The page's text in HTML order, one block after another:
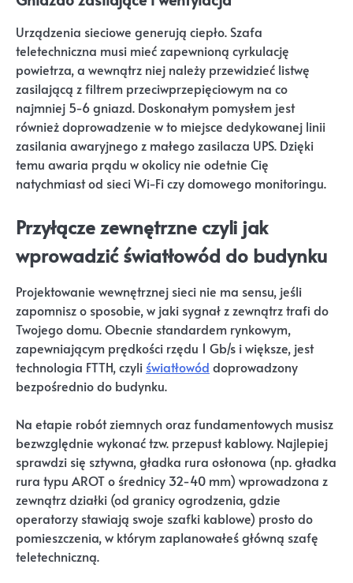
Urządzenia sieciowe generują ciepło. Szafa
teletechniczna musi mieć zapewnioną cyrkulację
powietrza, a wewnątrz niej należy przewidzieć listwę
zasilającą z filtrem przeciwprzepięciowym na co
najmniej 5-6 gniazd. Doskonałym pomysłem jest
również doprowadzenie w to miejsce dedykowanej linii
zasilania awaryjnego z małego zasilacza UPS. Dzięki
temu awaria prądu w okolicy nie odetnie Cię
natychmiast od sieci Wi-Fi czy domowego monitoringu.
Przyłącze zewnętrzne czyli jak
wprowadzić światłowód do budynku
Projektowanie wewnętrznej sieci nie ma sensu, jeśli
zapomnisz o sposobie, w jaki sygnał z zewnątrz trafi do
Twojego domu. Obecnie standardem rynkowym,
zapewniającym prędkości rzędu 1 Gb/s i większe, jest
technologia FTTH, czyli światłowód doprowadzony
bezpośrednio do budynku.
Na etapie robót ziemnych oraz fundamentowych musisz
bezwzględnie wykonać tzw. przepust kablowy. Najlepiej
sprawdzi się sztywna, gładka rura osłonowa (np. gładka
rura typu AROT o średnicy 32-40 mm) wprowadzona z
zewnątrz działki (od granicy ogrodzenia, gdzie
operatorzy stawiają swoje szafki kablowe) prosto do
pomieszczenia, w którym zaplanowałeś główną szafę
teletechniczną.